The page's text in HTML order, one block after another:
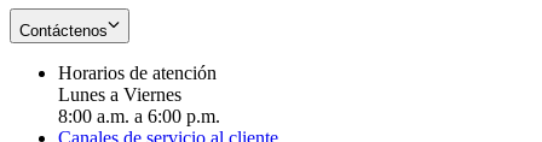
Contáctenos
Horarios de atención
Lunes a Viernes
8:00 a.m. a 6:00 p.m.
Canales de servicio al cliente